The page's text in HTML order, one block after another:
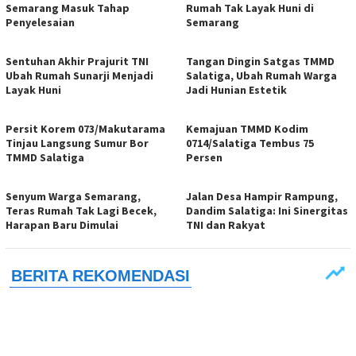
Semarang Masuk Tahap
Penyelesaian
Rumah Tak Layak Huni di
Semarang
Sentuhan Akhir Prajurit TNI
Ubah Rumah Sunarji Menjadi
Layak Huni
Tangan Dingin Satgas TMMD
Salatiga, Ubah Rumah Warga
Jadi Hunian Estetik
Persit Korem 073/Makutarama
Tinjau Langsung Sumur Bor
TMMD Salatiga
Kemajuan TMMD Kodim
0714/Salatiga Tembus 75
Persen
Senyum Warga Semarang,
Teras Rumah Tak Lagi Becek,
Harapan Baru Dimulai
Jalan Desa Hampir Rampung,
Dandim Salatiga: Ini Sinergitas
TNI dan Rakyat